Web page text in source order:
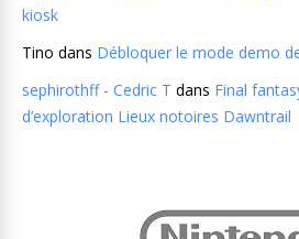
kiosk
Tino dans Débloquer le mode demo
sephirothff - Cedric T dans Final
d’exploration Lieux notoires Dawntrail